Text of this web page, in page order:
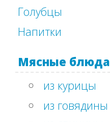
Голубцы
Напитки
Мясные блюда
из курицы
из говядины